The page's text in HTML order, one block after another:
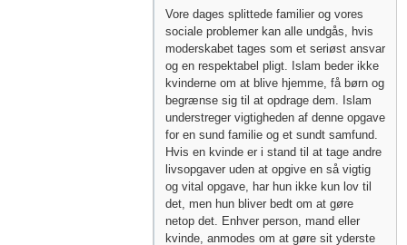
Vore dages splittede familier og vores
sociale problemer kan alle undgås, hvis
moderskabet tages som et seriøst ansvar
og en respektabel pligt. Islam beder ikke
kvinderne om at blive hjemme, få børn og
begrænse sig til at opdrage dem. Islam
understreger vigtigheden af ​​denne opgave
for en sund familie og et sundt samfund.
Hvis en kvinde er i stand til at tage andre
livsopgaver uden at opgive en så vigtig
og vital opgave, har hun ikke kun lov til
det, men hun bliver bedt om at gøre
netop det. Enhver person, mand eller
kvinde, anmodes om at gøre sit yderste